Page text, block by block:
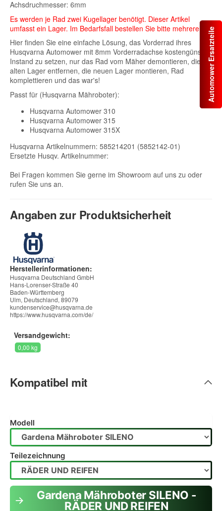
Automower Ersatzteile
Achsdruchmesser: 6mm
Es werden je Rad zwei Kugellager benötigt. Dieser Artikel
umfasst ein Lager. Im Bedarfsfall bestellen Sie bitte mehrere.
Hier finden Sie eine einfache Lösung, das Vorderrad ihres
Husqvarna Automower mit 8mm Vorderradachse kostengünstig
Instand zu setzen, nur das Rad vom Mäher demontieren, die
alten Lager entfernen, die neuen Lager montieren, Rad
komplettieren und das war's!
Passt für (Husqvarna Mähroboter):
Husqvarna Automower 310
Husqvarna Automower 315
Husqvarna Automower 315X
Husqvarna Artikelnummern: 585214201 (5852142-01)
Ersetzte Husqv. Artikelnummer:
Bei Fragen kommen Sie gerne im Showroom auf uns zu oder
rufen Sie uns an.
Angaben zur Produktsicherheit
Herstellerinformationen:
Husqvarna Deutschland GmbH
Hans-Lorenser-Straße 40
Baden-Württemberg
Ulm, Deutschland, 89079
kundenservice@husqvarna.de
https://www.husqvarna.com/de/
Versandgewicht:
0,00 kg
Kompatibel mit
Gardena Mähroboter SILENO -
RÄDER UND REIFEN
Teilezeichnung
Modell